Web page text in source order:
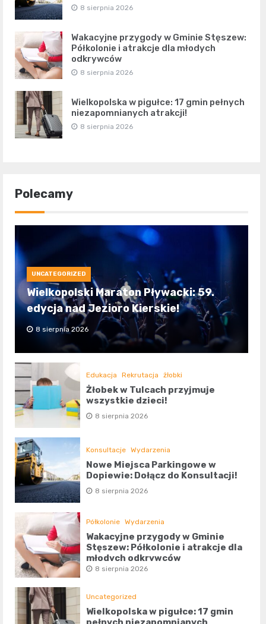
8 sierpnia 2026
Wakacyjne przygody w Gminie Stęszew:
Półkolonie i atrakcje dla młodych
odkrywców
8 sierpnia 2026
Wielkopolska w pigułce: 17 gmin pełnych
niezapomnianych atrakcji!
8 sierpnia 2026
Polecamy
UNCATEGORIZED
Wielkopolski Maraton Pływacki: 59.
edycja nad Jezioro Kierskie!
8 sierpnia 2026
Edukacja Rekrutacja żłobki
Żłobek w Tulcach przyjmuje
wszystkie dzieci!
8 sierpnia 2026
Konsultacje Wydarzenia
Nowe Miejsca Parkingowe w
Dopiewie: Dołącz do Konsultacji!
8 sierpnia 2026
Półkolonie Wydarzenia
Wakacyjne przygody w Gminie
Stęszew: Półkolonie i atrakcje dla
młodych odkrywców
8 sierpnia 2026
Uncategorized
Wielkopolska w pigułce: 17 gmin